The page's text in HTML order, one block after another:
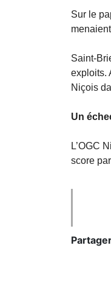
Sur le
Saint-
exploits.
Niçois
Un
L’OGC
score